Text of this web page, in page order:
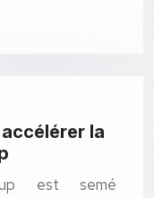
la
est semé